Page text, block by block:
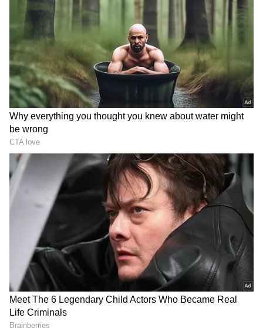
Image Credit : Getty
సున్నితంగా దువ్వడం
రాత్రి పడుకునే ముందు జుట్టును సున్నితంగా దువ్వడం
మంచి అలవాటు. రోజంతా జుట్టులో చిక్కులు, దుమ్ము,
చెమట పేరుకుపోవచ్చు. బలంగా లాగకుండా వెడల్పాటి
దంతాలున్న దువ్వెనతో నెమ్మదిగా దువ్వితే చిక్కులు
తగ్గుతాయి. దీనివల్ల ఉదయం జుట్టు విప్పేటప్పుడు
తెగిపోవడం, రాలిపోవడం తగ్గుతుంది.